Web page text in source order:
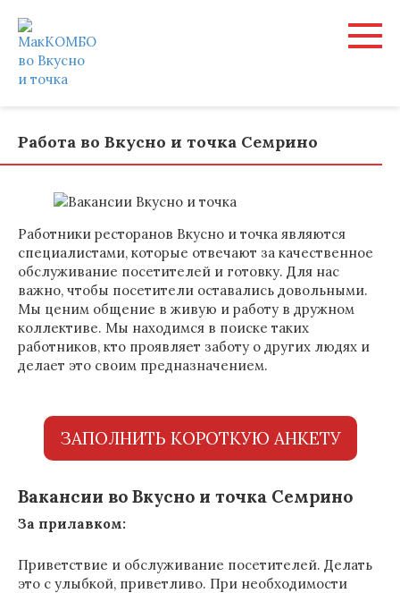
контенту
Работа во Вкусно и точка Семрино
Работники ресторанов Вкусно и точка являются
специалистами, которые отвечают за качественное
обслуживание посетителей и готовку. Для нас
важно, чтобы посетители оставались довольными.
Мы ценим общение в живую и работу в дружном
коллективе. Мы находимся в поиске таких
работников, кто проявляет заботу о других людях и
делает это своим предназначением.
ЗАПОЛНИТЬ КОРОТКУЮ АНКЕТУ
Вакансии во Вкусно и точка Семрино
За прилавком:
Приветствие и обслуживание посетителей. Делать
это с улыбкой, приветливо. При необходимости